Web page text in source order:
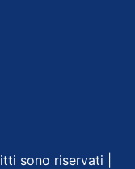
sono riservati |